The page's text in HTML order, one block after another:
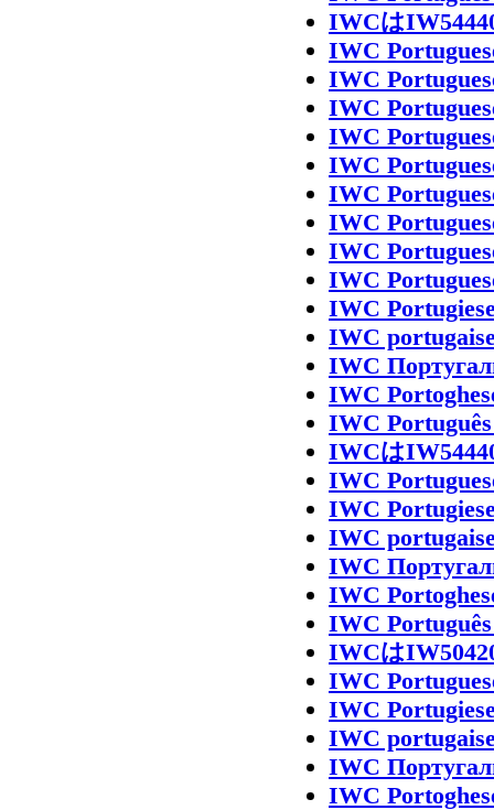
IWCは
IWC
IWC
IWC
IWC
IWC
IWC
IWC
IWC
IWC
IWC
IWC
IWC
IWC
IWC
IWCは
IWC
IWC
IWC
IWC
IWC
IWC
IWCは
IWC
IWC
IWC
IWC
IWC